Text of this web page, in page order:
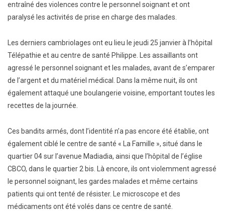
entraîné des violences contre le personnel soignant et ont
paralysé les activités de prise en charge des malades.
Les derniers cambriolages ont eu lieu le jeudi 25 janvier à l’hôpital
Télépathie et au centre de santé Philippe. Les assaillants ont
agressé le personnel soignant et les malades, avant de s’emparer
de l’argent et du matériel médical. Dans la même nuit, ils ont
également attaqué une boulangerie voisine, emportant toutes les
recettes de la journée.
Ces bandits armés, dont l’identité n’a pas encore été établie, ont
également ciblé le centre de santé « La Famille », situé dans le
quartier 04 sur l’avenue Madiadia, ainsi que l’hôpital de l’église
CBCO, dans le quartier 2 bis. Là encore, ils ont violemment agressé
le personnel soignant, les gardes malades et même certains
patients qui ont tenté de résister. Le microscope et des
médicaments ont été volés dans ce centre de santé.